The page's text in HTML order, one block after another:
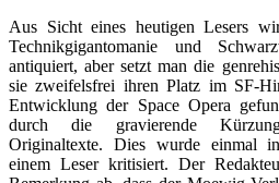
Aus Sicht eines heutigen Lesers
Technikgigantomanie und
antiquiert, aber setzt man die
sie zweifelsfrei ihren Platz im SF-
Entwicklung der Space Opera
durch die gravierende
Originaltexte. Dies wurde einmal
einem Leser kritisiert. Der